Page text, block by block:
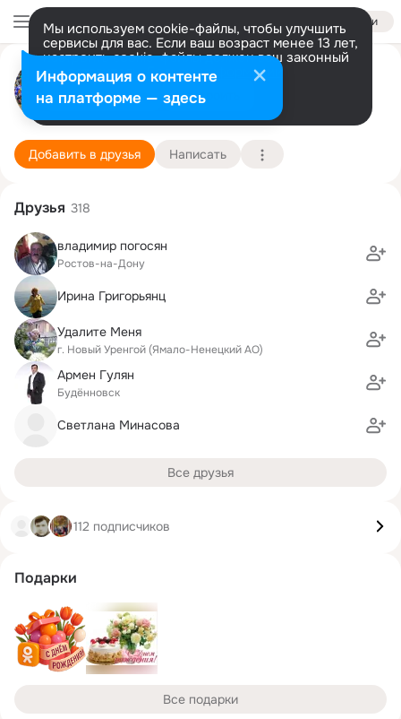
Войти
Мы используем cookie-файлы, чтобы улучшить
сервисы для вас. Если ваш возраст менее 13 лет,
настроить cookie-файлы должен ваш законный
представитель. Больше информации
Разрешить все Настроить
Маргарита Параньян
Новый Уренгой
3 школа
Подробнее
Добавить в друзья Написать
Друзья 318
владимир погосян
Ростов-на-Дону
Ирина Григорьянц
Удалите Меня
г. Новый Уренгой (Ямало-Ненецкий АО)
Армен Гулян
Будённовск
Светлана Минасова
Все друзья
112 подписчиков
Подарки
Все подарки
Информация о контенте
на платформе — здесь